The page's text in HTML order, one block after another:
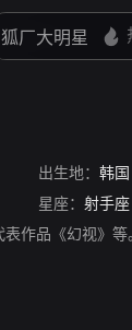
出生地： 韩国
星座： 射手座
作品《幻视》等